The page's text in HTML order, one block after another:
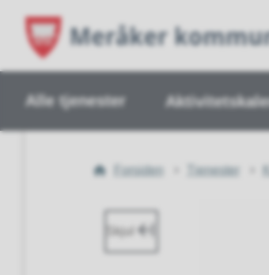
Alle tjenester
Du
Forsiden Tjenester
Skjul